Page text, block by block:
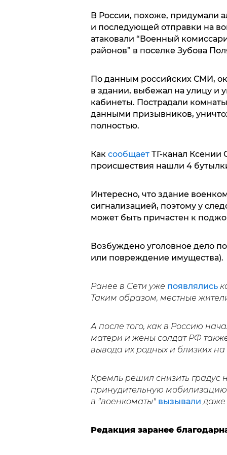
В России, похоже, придумали
и последующей отправки на
атаковали “Военный
районов” в поселке Зубова
По данным российских СМИ,
в здании, выбежал на улицу и
кабинеты. Пострадали
данными призывников,
полностью.
Как сообщает ТГ-канал Ксении
происшествия нашли 4
Интересно, что здание
сигнализацией, поэтому у
может быть причастен к
Возбуждено уголовное дело
или повреждение имущества).
Ранее в Сети уже появлялись
Таким образом, местные
А после того, как в Россию
матери и жены солдат РФ
вывода их родных и близких на
Кремль решил снизить градус
принудительную
в "военкоматы" вызывали даже
Редакция заранее